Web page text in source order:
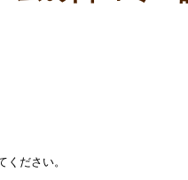
ださい。